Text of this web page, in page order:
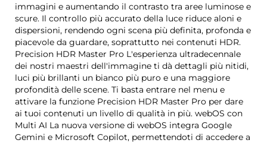
immagini e aumentando il contrasto tra aree luminose e
scure. Il controllo più accurato della luce riduce aloni e
dispersioni, rendendo ogni scena più definita, profonda e
piacevole da guardare, soprattutto nei contenuti HDR.
Precision HDR Master Pro L'esperienza ultradecennale
dei nostri maestri dell'immagine ti dà dettagli più nitidi,
luci più brillanti un bianco più puro e una maggiore
profondità delle scene. Ti basta entrare nel menu e
attivare la funzione Precision HDR Master Pro per dare
ai tuoi contenuti un livello di qualità in più. webOS con
Multi AI La nuova versione di webOS integra Google
Gemini e Microsoft Copilot, permettendoti di accedere a